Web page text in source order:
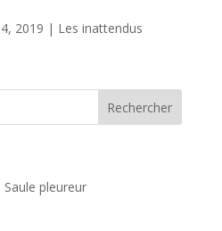
2019 | Les inattendus
pleureur